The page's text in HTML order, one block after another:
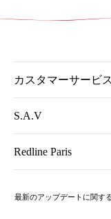
カスタマーサービス
S.A.V
Redline Paris
最新のアップデートに関す